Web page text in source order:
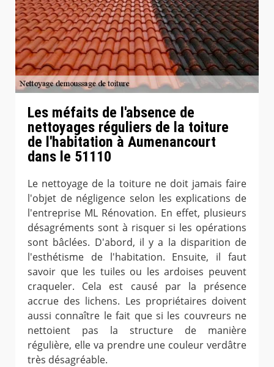
Les méfaits de l'absence de
nettoyages réguliers de la toiture
de l'habitation à Aumenancourt
dans le 51110
Le nettoyage de la toiture ne doit jamais faire
l'objet de négligence selon les explications de
l'entreprise ML Rénovation. En effet, plusieurs
désagréments sont à risquer si les opérations
sont bâclées. D'abord, il y a la disparition de
l'esthétisme de l'habitation. Ensuite, il faut
savoir que les tuiles ou les ardoises peuvent
craqueler. Cela est causé par la présence
accrue des lichens. Les propriétaires doivent
aussi connaître le fait que si les couvreurs ne
nettoient pas la structure de manière
régulière, elle va prendre une couleur verdâtre
très désagréable.